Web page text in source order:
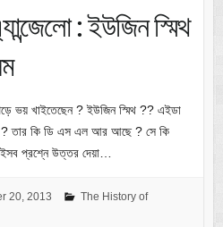
: ইউজিন স্মিথ
ভয় খাইতেছেন ? ইউজিন স্মিথ ?? এইডা
তার কি ডি এস এল আর আছে ? সে কি
প্রশ্নে উত্তর দেয়া…
20, 2013
The History of